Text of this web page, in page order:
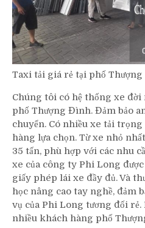
Taxi tải giá rẻ tại phố
Chúng tôi có hệ thống xe đời
phố Thượng Đình. Đảm bảo
chuyển. Có nhiều xe tải
hàng lựa chọn. Từ xe nhỏ
35 tấn, phù hợp với các nhu
xe của công ty Phi Long
giấy phép lái xe đầy đủ. Và
học nâng cao tay nghề, đảm
vụ của Phi Long tương đối
nhiều khách hàng phố